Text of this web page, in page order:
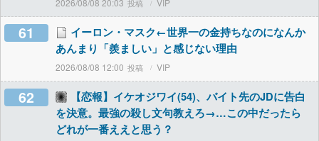
2026/08/08 20:03 VIP
61
イーロン・マスク←世界一の金持ちなのになんか
あんまり「羨ましい」と感じない理由
2026/08/08 12:00 VIP
62
【恋報】イケオジワイ(54)、バイト先のJDに告白
を決意。最強の殺し文句教えろ→…この中だったら
どれが一番ええと思う？